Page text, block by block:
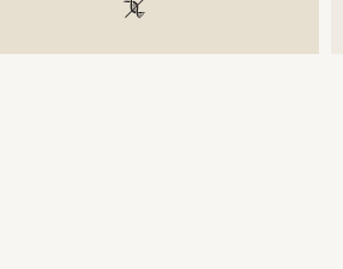
100 % gentechnikfrei